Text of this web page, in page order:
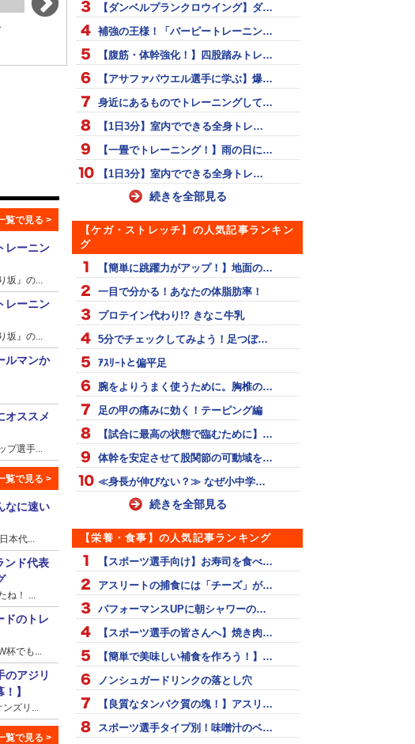
イチロー 初動負荷トレー
世界の王から学ぶ！努力
の大切さ
レーニン
』の...
レーニン
』の...
ルマンか
オススメ
選手...
なに速い
本代...
ンド代表
！ ...
ドのトレ
でも...
のアジリ
】
ズリ...
【ダンベルプランクロウイング】ダ…
補強の王様！「バーピートレーニン…
【腹筋・体幹強化！】四股踏みトレ…
【アサファパウエル選手に学ぶ】爆…
身近にあるものでトレーニングして…
【1日3分】室内でできる全身トレ…
【一畳でトレーニング！】雨の日に…
【1日3分】室内でできる全身トレ…
続きを全部見る
【ケガ・ストレッチ】の人気記事ランキン
グ
【簡単に跳躍力がアップ！】地面の…
一目で分かる！あなたの体脂肪率！
プロテイン代わり!? きなこ牛乳
5分でチェックしてみよう！足つぼ…
ｱｽﾘｰﾄと偏平足
腕をよりうまく使うために。胸椎の…
足の甲の痛みに効く！テーピング編
【試合に最高の状態で臨むために】…
体幹を安定させて股関節の可動域を…
≪身長が伸びない？≫ なぜ小中学…
続きを全部見る
【栄養・食事】の人気記事ランキング
【スポーツ選手向け】お寿司を食べ…
アスリートの捕食には「チーズ」が…
パフォーマンスUPに朝シャワーの…
【スポーツ選手の皆さんへ】焼き肉…
【簡単で美味しい補食を作ろう！】…
ノンシュガードリンクの落とし穴
【良質なタンパク質の塊！】アスリ…
スポーツ選手タイプ別！味噌汁のベ…